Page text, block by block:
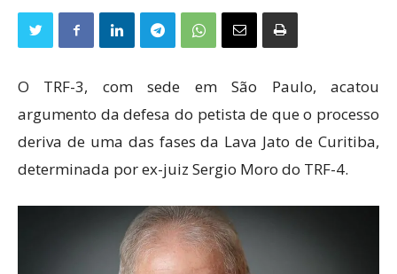
O TRF-3, com sede em São Paulo, acatou
argumento da defesa do petista de que o processo
deriva de uma das fases da Lava Jato de Curitiba,
determinada por ex-juiz Sergio Moro do TRF-4.